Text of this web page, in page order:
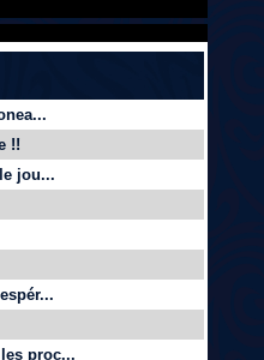
!!
jou...
proc...